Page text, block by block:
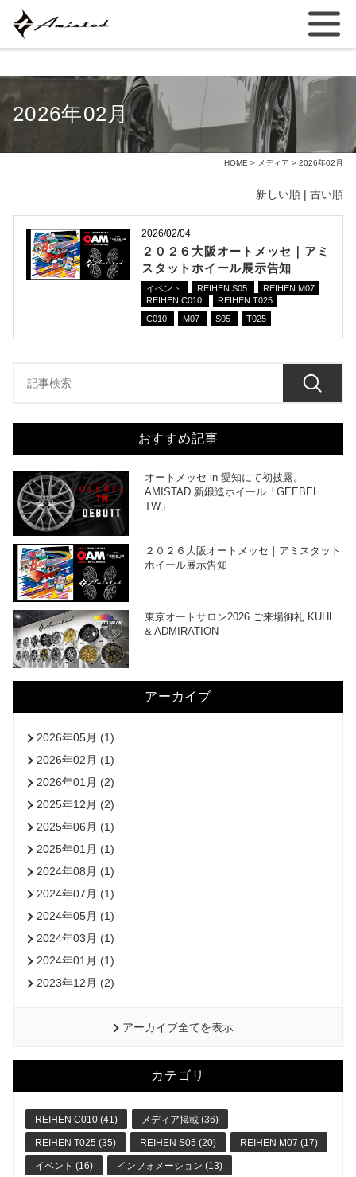
2026年02月
HOME > メディア > 2026年02月
新しい順 | 古い順
2026/02/04
２０２６大阪オートメッセ｜アミ
スタットホイール展示告知
イベント REIHEN S05
REIHEN M07
REIHEN C010
REIHEN T025
C010
M07 S05 T025
おすすめ記事
オートメッセ in 愛知にて初披露。
AMISTAD 新鍛造ホイール「GEEBEL
TW」
２０２６大阪オートメッセ｜アミスタット
ホイール展示告知
東京オートサロン2026 ご来場御礼 KUHL
& ADMIRATION
アーカイブ
2026年05月 (1)
2026年02月 (1)
2026年01月 (2)
2025年12月 (2)
2025年06月 (1)
2025年01月 (1)
2024年08月 (1)
2024年07月 (1)
2024年05月 (1)
2024年03月 (1)
2024年01月 (1)
2023年12月 (2)
アーカイブ全てを表示
カテゴリ
REIHEN C010 (41) メディア掲載 (36)
REIHEN T025 (35) REIHEN S05 (20) REIHEN M07 (17)
イベント (16) インフォメーション (13)